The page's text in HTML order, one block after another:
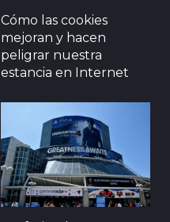
Cómo las cookies
mejoran y hacen
peligrar nuestra
estancia en Internet